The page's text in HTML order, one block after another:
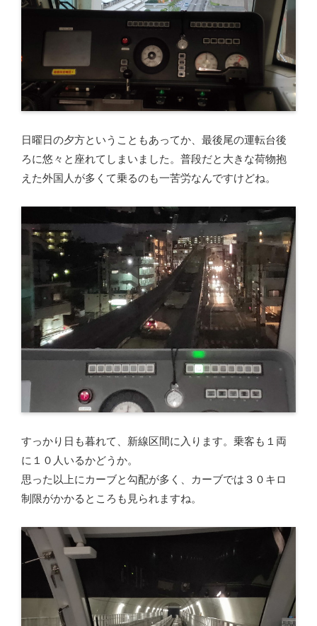
日曜日の夕方ということもあってか、最後尾の運転台後
ろに悠々と座れてしまいました。普段だと大きな荷物抱
えた外国人が多くて乗るのも一苦労なんですけどね。
すっかり日も暮れて、新線区間に入ります。乗客も１両
に１０人いるかどうか。
思った以上にカーブと勾配が多く、カーブでは３０キロ
制限がかかるところも見られますね。